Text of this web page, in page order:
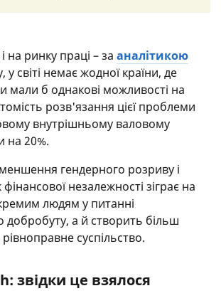
на ринку праці – за аналітикою
у світі немає жодної країни, де
мали б однакові можливості на
розв'язання цієї проблеми
внутрішньому валовому
на 20%.
гендерного розриву і
незалежності зіграє на
людям у питанні
добробуту, а й створить більш
суспільство.
звідки це взялося